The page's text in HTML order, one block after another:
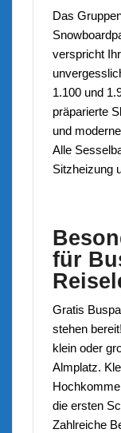
Das
verspricht
1.100 und
präparierte
und
Alle
Sitzheizung
für
Gratis
stehen
klein oder
Almplatz.
die ersten
Zahlreiche